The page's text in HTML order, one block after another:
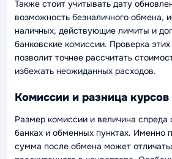
Также стоит учитывать дату
возможность безналичного обмена,
наличных, действующие лимиты и
банковские комиссии. Проверка
позволит точнее рассчитать
избежать неожиданных расходов.
Комиссии и разница курсов
Размер комиссии и величина спреда
банках и обменных пунктах. Именно
сумма после обмена может